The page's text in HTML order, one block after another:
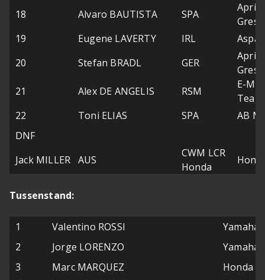
18 Alvaro BAUTISTA SPA
19
Eugene LAVERTY IRL
20
Stefan BRADL GER
21
Alex DE ANGELIS RSM
E-
Team
22
Toni ELIAS SPA
AB
DNF
Jack MILLER AUS
CWM LCR
Honda
Tussenstand:
1 Valentino ROSSI
Yamaha
2
Jorge LORENZO
Yamaha
3
Marc MARQUEZ
Honda